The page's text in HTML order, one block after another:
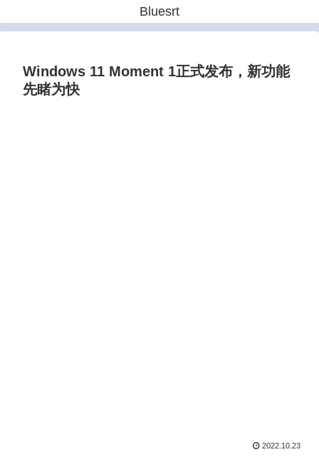
Bluesrt
Windows 11 Moment 1正式发布，新功能
先睹为快
2022.10.23